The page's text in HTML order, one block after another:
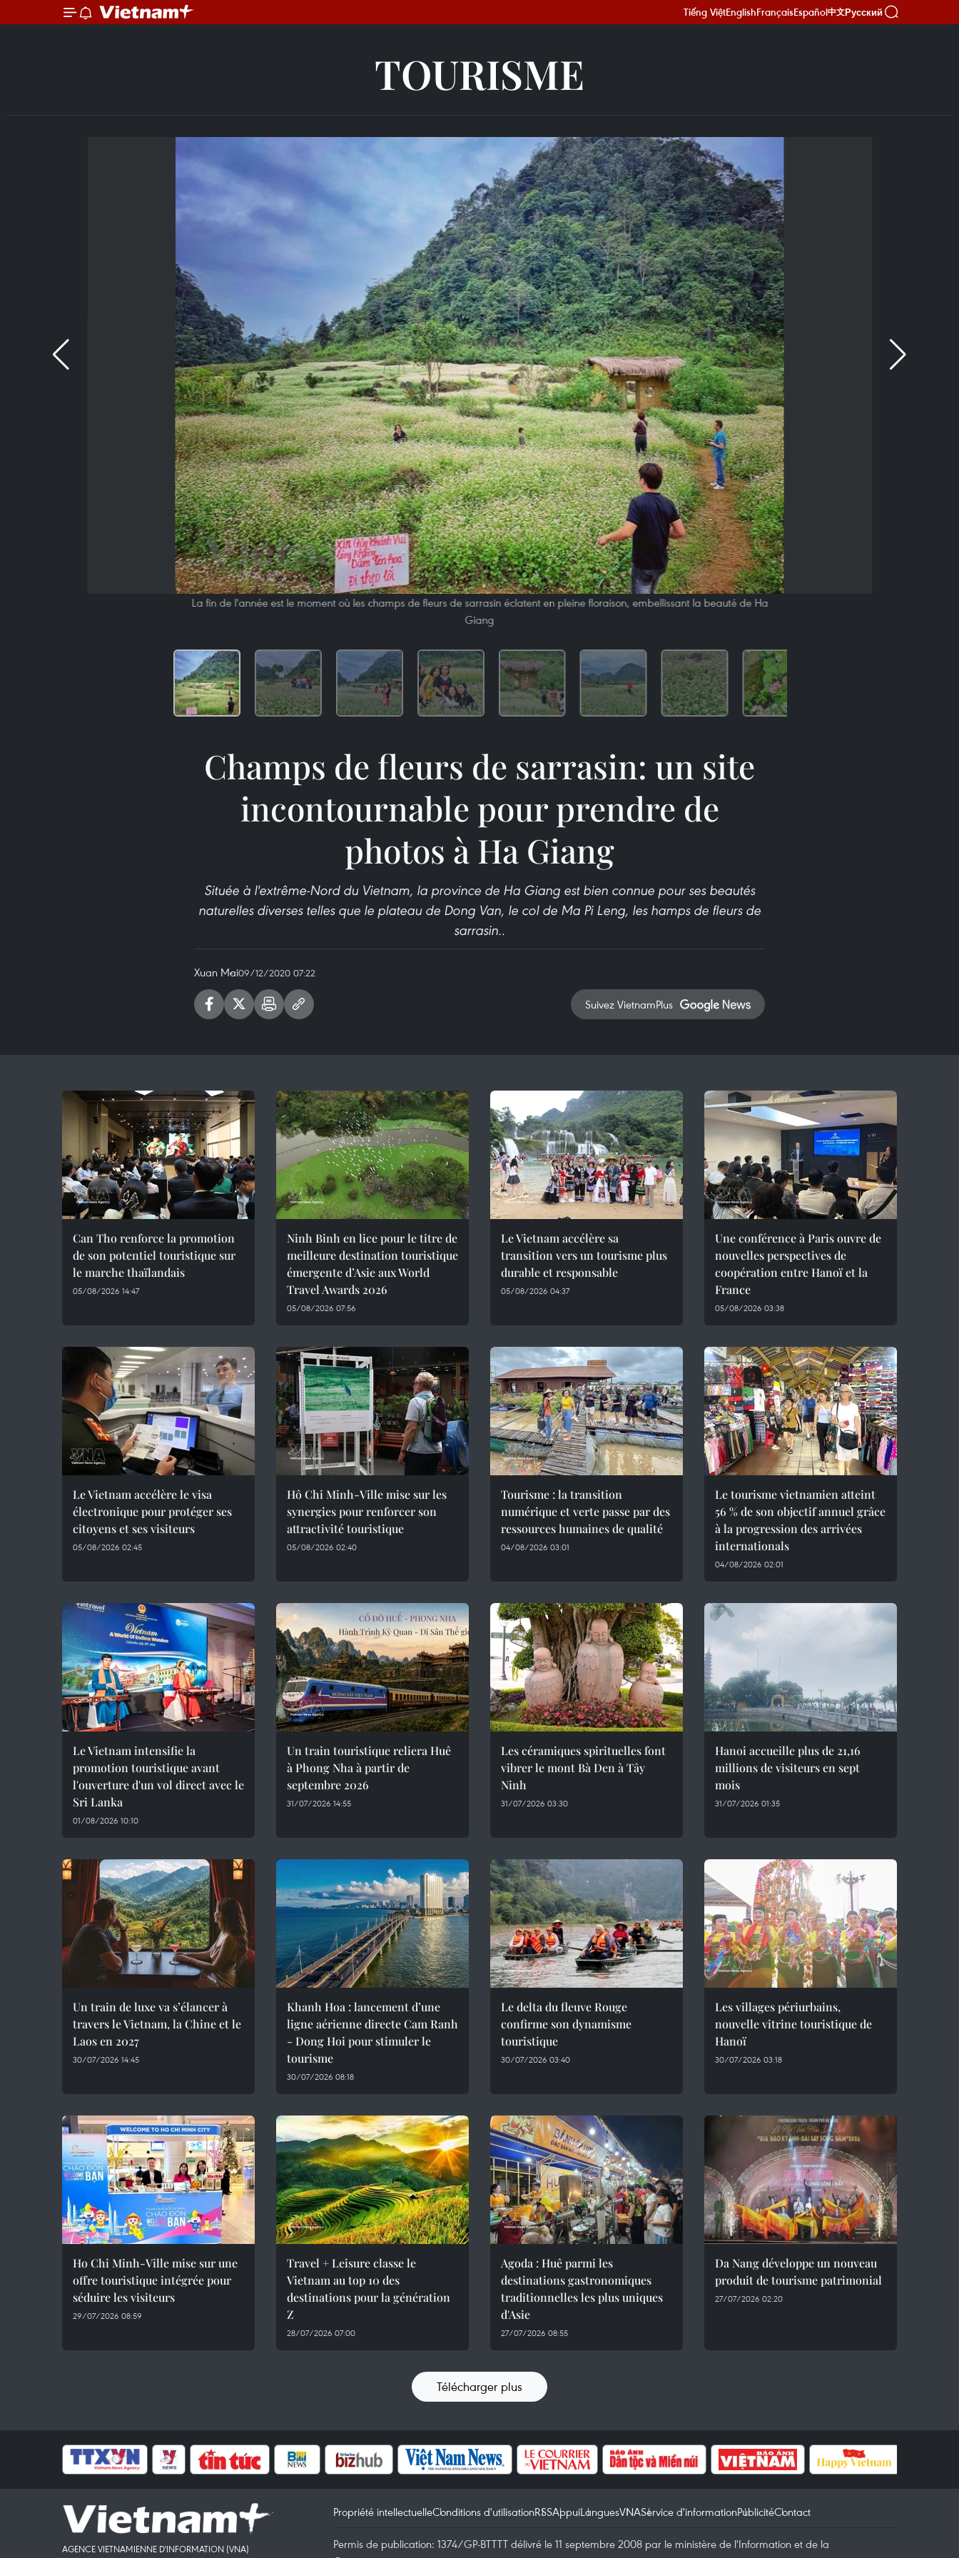
Tiếng ViệtEnglishFrançaisEspañol中文Русский
TOURISME
La fin de l'année est le moment où les champs de fleurs de sarrasin éclatent en pleine floraison, embellissant la beauté de Ha
Giang
Champs de fleurs de sarrasin: un site
incontournable pour prendre de
photos à Ha Giang
Située à l'extrême-Nord du Vietnam, la province de Ha Giang est bien connue pour ses beautés
naturelles diverses telles que le plateau de Dong Van, le col de Ma Pi Leng, les hamps de fleurs de
sarrasin..
Xuan Mai09/12/2020 07:22
Suivez VietnamPlus
Can Tho renforce la promotion
de son potentiel touristique sur
le marche thaïlandais
05/08/2026 14:47
Ninh Binh en lice pour le titre de
meilleure destination touristique
émergente d’Asie aux World
Travel Awards 2026
05/08/2026 07:56
Le Vietnam accélère sa
transition vers un tourisme plus
durable et responsable
05/08/2026 04:37
Une conférence à Paris ouvre de
nouvelles perspectives de
coopération entre Hanoï et la
France
05/08/2026 03:38
Le Vietnam accélère le visa
électronique pour protéger ses
citoyens et ses visiteurs
05/08/2026 02:45
Hô Chi Minh-Ville mise sur les
synergies pour renforcer son
attractivité touristique
05/08/2026 02:40
Tourisme : la transition
numérique et verte passe par des
ressources humaines de qualité
04/08/2026 03:01
Le tourisme vietnamien atteint
56 % de son objectif annuel grâce
à la progression des arrivées
internationals
04/08/2026 02:01
Le Vietnam intensifie la
promotion touristique avant
l'ouverture d'un vol direct avec le
Sri Lanka
01/08/2026 10:10
Un train touristique reliera Huê
à Phong Nha à partir de
septembre 2026
31/07/2026 14:55
Les céramiques spirituelles font
vibrer le mont Bà Den à Tây
Ninh
31/07/2026 03:30
Hanoi accueille plus de 21,16
millions de visiteurs en sept
mois ​
31/07/2026 01:35
Un train de luxe va s’élancer à
travers le Vietnam, la Chine et le
Laos en 2027
30/07/2026 14:45
Khanh Hoa : lancement d’une
ligne aérienne directe Cam Ranh
- Dong Hoi pour stimuler le
tourisme
30/07/2026 08:18
Le delta du fleuve Rouge
confirme son dynamisme
touristique
30/07/2026 03:40
Les villages périurbains,
nouvelle vitrine touristique de
Hanoï
30/07/2026 03:18
Ho Chi Minh-Ville mise sur une
offre touristique intégrée pour
séduire les visiteurs
29/07/2026 08:59
Travel + Leisure classe le
Vietnam au top 10 des
destinations pour la génération
Z
28/07/2026 07:00
Agoda : Huê parmi les
destinations gastronomiques
traditionnelles les plus uniques
d'Asie
27/07/2026 08:55
Da Nang développe un nouveau
produit de tourisme patrimonial
27/07/2026 02:20
Télécharger plus
AGENCE VIETNAMIENNE D'INFORMATION (VNA)
Propriété intellectuelleConditions d'utilisationRSSAppuiLanguesVNAService d'informationPublicitéContact
Permis de publication: 1374/GP-BTTTT délivré le 11 septembre 2008 par le ministère de l'Information et de la